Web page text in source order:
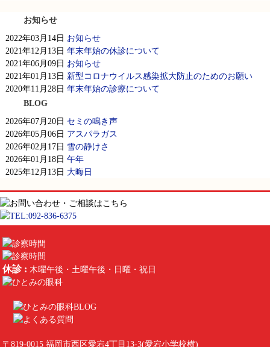
お知らせ
2022年03月14日 お知らせ
2021年12月13日 年末年始の休診について
2021年06月09日 お知らせ
2021年01月13日 新型コロナウイルス感染拡大防止のためのお願い
2020年11月28日 年末年始の診療について
BLOG
2026年07月20日 セミの鳴き声
2026年05月06日 アスパラガス
2026年02月17日 雪の静けさ
2026年01月18日 午年
2025年12月13日 大晦日
休診 : 木曜午後・土曜午後・日曜・祝日
〒819-0015 福岡市西区愛宕4丁目13-3(愛宕小学校横)